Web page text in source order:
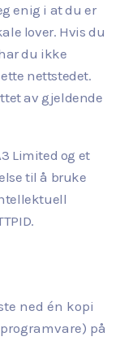
enig i at du er
lover. Hvis du
du ikke
nettstedet.
av gjeldende
Limited og et
til å bruke
ned én kopi
på